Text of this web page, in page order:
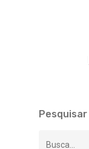
Pesquisar